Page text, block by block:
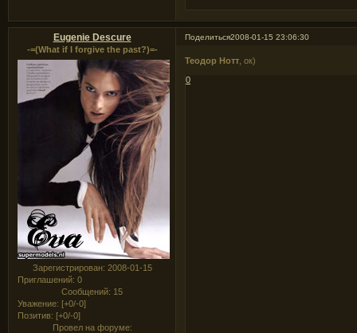
Поделиться2008-01-15 23:06:30
Eugenie Descure
-=(What if I forgive the past?)=-
Зарегистрирован: 2008-01-15
Приглашений: 0
Сообщений: 15
Уважение: [+0/-0]
Позитив: [+0/-0]
Провел на форуме:
Теодор Нотт , ок)
0